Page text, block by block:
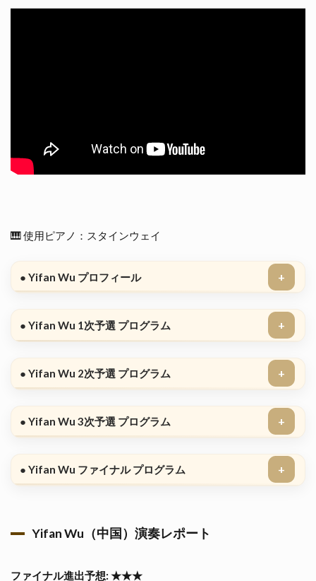
🎹 使用ピアノ：スタインウェイ
● Yifan Wu プロフィール
● Yifan Wu 1次予選 プログラム
● Yifan Wu 2次予選 プログラム
● Yifan Wu 3次予選 プログラム
● Yifan Wu ファイナル プログラム
Yifan Wu（中国）演奏レポート
ファイナル進出予想: ★★★